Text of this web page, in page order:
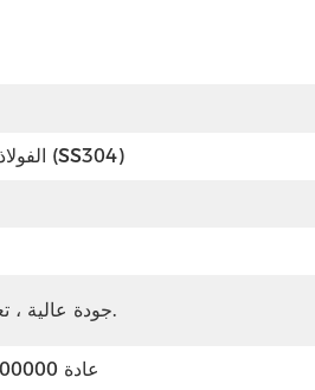
الفولاذ المقاوم للصدأ (SS304)
جودة عالية ، تعمل بشكل جيد.
عادة 100000 قطعة/شهريا